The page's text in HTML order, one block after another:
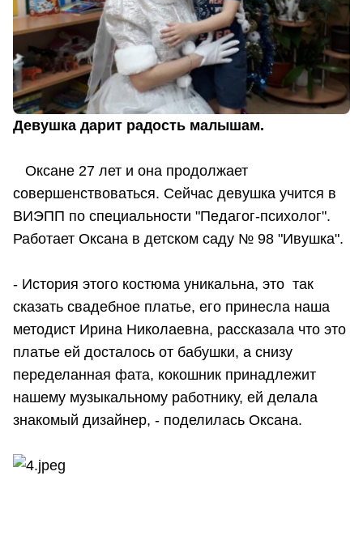
Девушка дарит радость малышам.
Оксане 27 лет и она продолжает
совершенствоваться. Сейчас девушка учится в
ВИЭПП по специальности "Педагог-психолог".
Работает Оксана в детском саду № 98 "Ивушка".
- История этого костюма уникальна, это так
сказать свадебное платье, его принесла наша
методист Ирина Николаевна, рассказала что это
платье ей досталось от бабушки, а снизу
переделанная фата, кокошник принадлежит
нашему музыкальному работнику, ей делала
знакомый дизайнер, - поделилась Оксана.